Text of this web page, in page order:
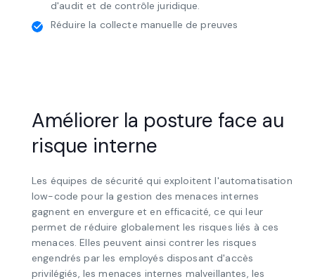
Conserver l'historique de l'enquête à des fins
Améliorer la posture face au
risque interne
Les équipes de sécurité qui exploitent l'automatisation
low-code pour la gestion des menaces internes
gagnent en envergure et en efficacité, ce qui leur
permet de réduire globalement les risques liés à ces
menaces. Elles peuvent ainsi contrer les risques